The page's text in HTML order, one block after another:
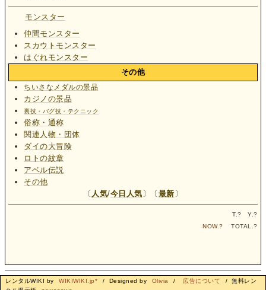
モンスター
仲間モンスター
スカウトモンスター
はぐれモンスター
その他
ちいさなメダルの景品
カジノの景品
裏技・バグ技・テクニック
俗称・通称
関連人物・団体
ダイの大冒険
ロトの紋章
アベル伝説
その他
〔 人気/今日人気 〕〔 最新 〕
T.? Y.?
NOW.? TOTAL.?
レンタルWIKI by WIKIWIKI.jp* / Designed by Olivia / 広告について
/ 無料レン